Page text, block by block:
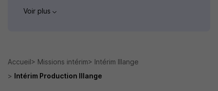
Voir plus
Accueil Missions intérim
Intérim Illange
Intérim Production Illange